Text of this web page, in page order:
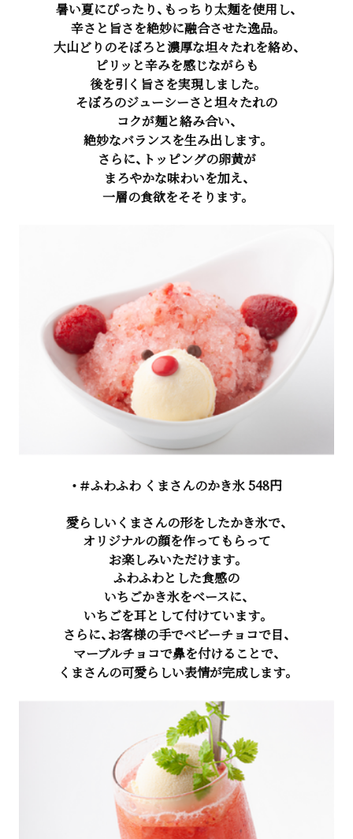
暑い夏にぴったり、もっちり太麺を使用し、
辛さと旨さを絶妙に融合させた逸品。
大山どりのそぼろと濃厚な坦々たれを絡め、
ピリッと辛みを感じながらも
後を引く旨さを実現しました。
そぼろのジューシーさと坦々たれの
コクが麺と絡み合い、
絶妙なバランスを生み出します。
さらに、トッピングの卵黄が
まろやかな味わいを加え、
一層の食欲をそそります。
・＃ふわふわ くまさんのかき氷 548円
愛らしいくまさんの形をしたかき氷で、
オリジナルの顔を作ってもらって
お楽しみいただけます。
ふわふわとした食感の
いちごかき氷をベースに、
いちごを耳として付けています。
さらに、お客様の手でベビーチョコで目、
マーブルチョコで鼻を付けることで、
くまさんの可愛らしい表情が完成します。